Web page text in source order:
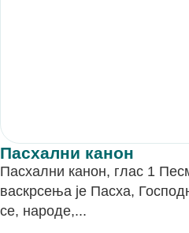
Пасхални канон
Пасхални канон, глас 1
васкрсења је Пасха,
се, народе,...